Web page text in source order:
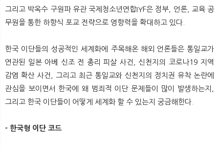
그리고 박옥수 구원파 유관 국제청소년연합IYF은 정부, 언론, 교육 공
무원을 통한 하향식 포교 전략으로 영향력을 확대하고 있다.
한국 이단들의 성공적인 세계화에 주목해온 해외 언론들은 통일교가
연관된 일본 아베 신조 전 총리 피살 사건, 신천지의 코로나19 지역
감염 확산 사건, 그리고 최근 통일교와 신천지의 정치권 유착 논란에
관심을 보이면서 한국에 왜 범죄적 이단 문제들이 많이 발생하는지,
그리고 한국 이단들이 어떻게 세계화 할 수 있는지 궁금해한다.
- 한국형 이단 코드